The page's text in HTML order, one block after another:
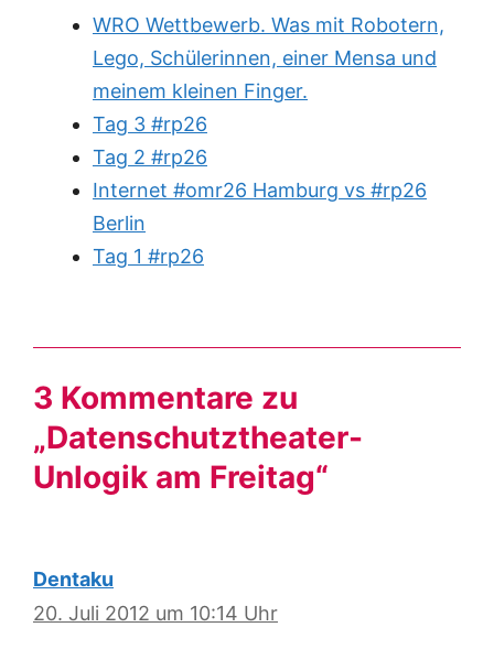
WRO Wettbewerb. Was mit Robotern,
Lego, Schülerinnen, einer Mensa und
meinem kleinen Finger.
Tag 3 #rp26
Tag 2 #rp26
Internet #omr26 Hamburg vs #rp26
Berlin
Tag 1 #rp26
3 Kommentare zu
„Datenschutztheater-
Unlogik am Freitag“
Dentaku
20. Juli 2012 um 10:14 Uhr